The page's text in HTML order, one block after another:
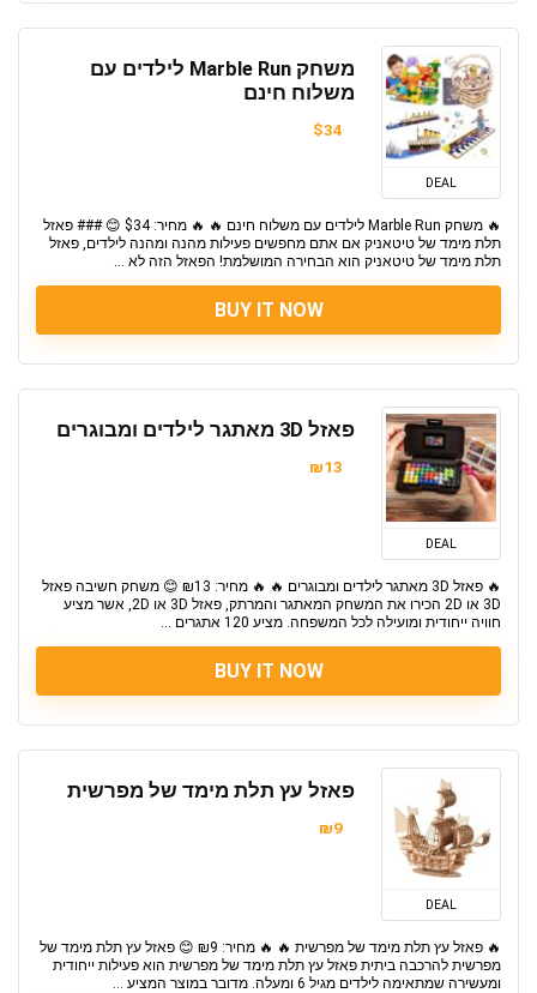
DEAL
משחק Marble Run לילדים עם
משלוח חינם
$34
🔥 משחק Marble Run לילדים עם משלוח חינם 🔥 🔥 מחיר: $34 😊 ### פאזל
תלת מימד של טיטאניק אם אתם מחפשים פעילות מהנה ומהנה לילדים, פאזל
תלת מימד של טיטאניק הוא הבחירה המושלמת! הפאזל הזה לא ...
BUY IT NOW
DEAL
פאזל 3D מאתגר לילדים ומבוגרים
₪13
🔥 פאזל 3D מאתגר לילדים ומבוגרים 🔥 🔥 מחיר: ₪13 😊 משחק חשיבה פאזל
3D או 2D הכירו את המשחק המאתגר והמרתק, פאזל 3D או 2D, אשר מציע
חוויה ייחודית ומועילה לכל המשפחה. מציע 120 אתגרים ...
BUY IT NOW
DEAL
פאזל עץ תלת מימד של מפרשית
₪9
🔥 פאזל עץ תלת מימד של מפרשית 🔥 🔥 מחיר: ₪9 😊 פאזל עץ תלת מימד של
מפרשית להרכבה ביתית פאזל עץ תלת מימד של מפרשית הוא פעילות ייחודית
ומעשירה שמתאימה לילדים מגיל 6 ומעלה. מדובר במוצר המציע ...